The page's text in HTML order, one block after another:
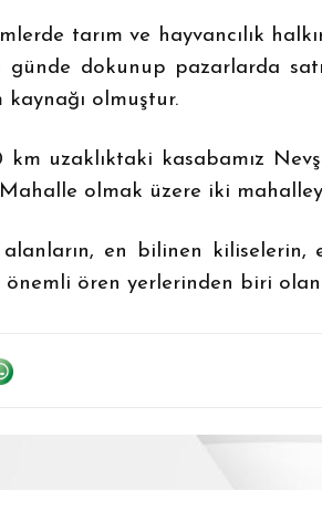
tarım ve hayvancılık
günde dokunup pazarlarda
kaynağı olmuştur.
km uzaklıktaki kasabamız
olmak üzere iki
alanların, en bilinen kiliselerin,
ören yerlerinden biri olan